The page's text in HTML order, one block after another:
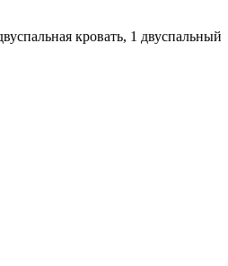
кровать, 1 двуспальный